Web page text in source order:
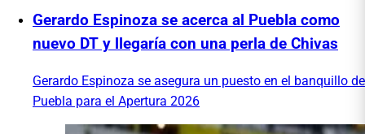
Gerardo Espinoza se acerca al Puebla como
nuevo DT y llegaría con una perla de Chivas
Gerardo Espinoza se asegura un puesto en el banquillo de
Puebla para el Apertura 2026